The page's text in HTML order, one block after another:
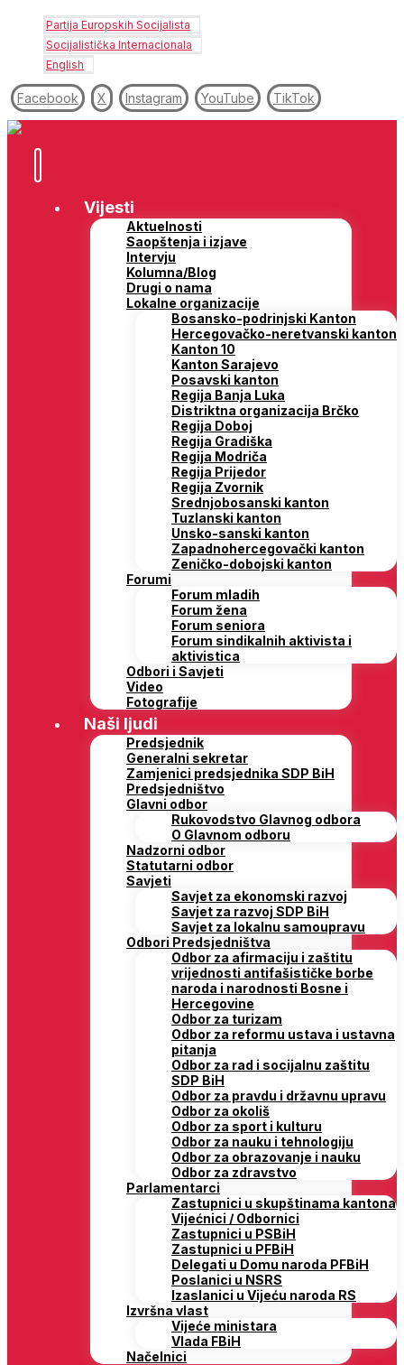
Partija Europskih Socijalista
Socijalistička Internacionala
English
Facebook X Instagram YouTube TikTok
Vijesti
Aktuelnosti
Saopštenja i izjave
Intervju
Kolumna/Blog
Drugi o nama
Lokalne organizacije
Bosansko-podrinjski Kanton
Hercegovačko-neretvanski kanton
Kanton 10
Kanton Sarajevo
Posavski kanton
Regija Banja Luka
Distriktna organizacija Brčko
Regija Doboj
Regija Gradiška
Regija Modriča
Regija Prijedor
Regija Zvornik
Srednjobosanski kanton
Tuzlanski kanton
Unsko-sanski kanton
Zapadnohercegovački kanton
Zeničko-dobojski kanton
Forumi
Forum mladih
Forum žena
Forum seniora
Forum sindikalnih aktivista i
aktivistica
Odbori i Savjeti
Video
Fotografije
Naši ljudi
Predsjednik
Generalni sekretar
Zamjenici predsjednika SDP BiH
Predsjedništvo
Glavni odbor
Rukovodstvo Glavnog odbora
O Glavnom odboru
Nadzorni odbor
Statutarni odbor
Savjeti
Savjet za ekonomski razvoj
Savjet za razvoj SDP BiH
Savjet za lokalnu samoupravu
Odbori Predsjedništva
Odbor za afirmaciju i zaštitu
vrijednosti antifašističke borbe
naroda i narodnosti Bosne i
Hercegovine
Odbor za turizam
Odbor za reformu ustava i ustavna
pitanja
Odbor za rad i socijalnu zaštitu
SDP BiH
Odbor za pravdu i državnu upravu
Odbor za okoliš
Odbor za sport i kulturu
Odbor za nauku i tehnologiju
Odbor za obrazovanje i nauku
Odbor za zdravstvo
Parlamentarci
Zastupnici u skupštinama kantona
Vijećnici / Odbornici
Zastupnici u PSBiH
Zastupnici u PFBiH
Delegati u Domu naroda PFBiH
Poslanici u NSRS
Izaslanici u Vijeću naroda RS
Izvršna vlast
Vijeće ministara
Vlada FBiH
Načelnici